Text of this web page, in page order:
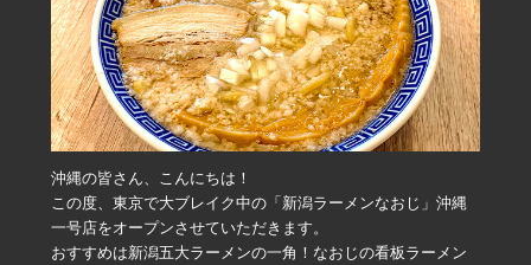
沖縄の皆さん、こんにちは！
この度、東京で大ブレイク中の「新潟ラーメンなおじ」沖縄
一号店をオープンさせていただきます。
おすすめは新潟五大ラーメンの一角！なおじの看板ラーメン